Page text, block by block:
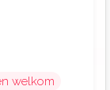
welkom